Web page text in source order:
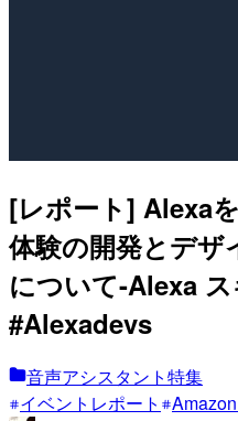
[レポート] Alexa
体験の開発とデ
について-Alexa
#Alexadevs
音声アシスタント特集
イベントレポート